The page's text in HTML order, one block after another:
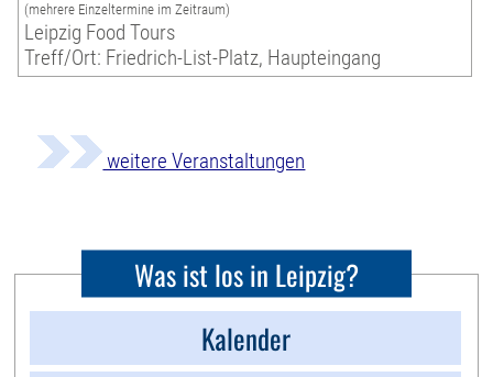
(mehrere Einzeltermine im Zeitraum)
Leipzig Food Tours
Treff/Ort: Friedrich-List-Platz, Haupteingang
weitere Veranstaltungen
Was ist los in Leipzig?
Kalender